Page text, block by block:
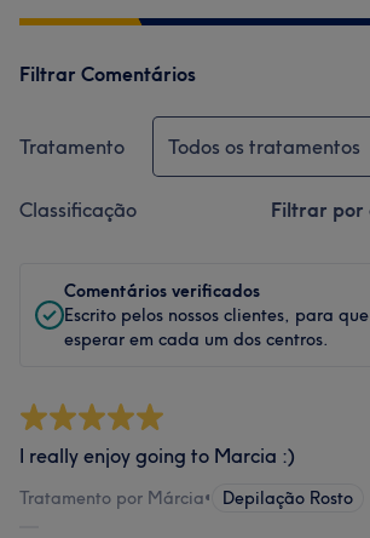
Filtrar Comentários
Tratamento Todos os tratamentos
Classificação Filtrar por
Comentários verificados
Escrito pelos nossos clientes, para
esperar em cada um dos centros.
I really enjoy going to Marcia :)
Tratamento por Márcia• Depilação Rosto